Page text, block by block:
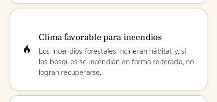
Clima favorable para incendios
Los incendios forestales incineran hábitat y, si
los bosques se incendian en forma reiterada, no
logran recuperarse.